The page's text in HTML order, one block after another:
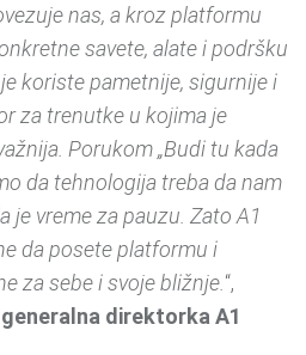
nas, a kroz platformu
savete, alate i podršku
koriste pametnije, sigurnije i
za trenutke u kojima je
Porukom „Budi tu kada
da tehnologija treba da nam
je vreme za pauzu. Zato A1
da posete platformu i
za sebe i svoje bližnje. “,
direktorka A1